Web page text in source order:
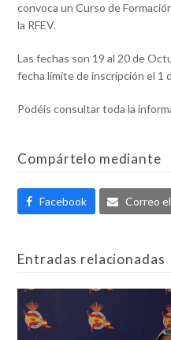
convoca un Curso de
la RFEV.
Las fechas son 19 al 20 de
fecha límite de inscripción el 1
Podéis consultar toda la
Compártelo mediante
Facebook Correo
Entradas relacionadas